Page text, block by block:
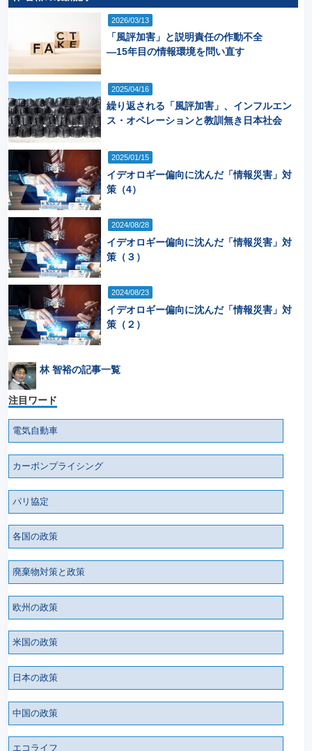
2026/03/13
「風評加害」と説明責任の作動不全
―15年目の情報環境を問い直す
2025/04/16
繰り返される「風評加害」、インフルエン
ス・オペレーションと教訓無き日本社会
2025/01/15
イデオロギー偏向に沈んだ「情報災害」対
策（4）
2024/08/28
イデオロギー偏向に沈んだ「情報災害」対
策（３）
2024/08/23
イデオロギー偏向に沈んだ「情報災害」対
策（２）
林 智裕の記事一覧
注目ワード
電気自動車
カーボンプライシング
パリ協定
各国の政策
廃棄物対策と政策
欧州の政策
米国の政策
日本の政策
中国の政策
エコライフ